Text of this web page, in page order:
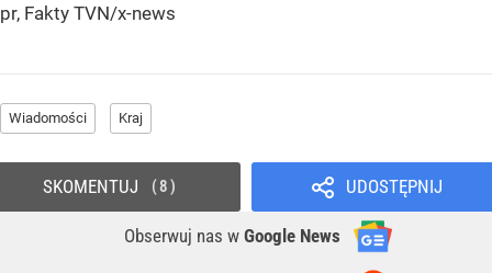
pr, Fakty TVN/x-news
Wiadomości Kraj
UDOSTĘPNIJ
Obserwuj nas w Google News
SKOMENTUJ 8